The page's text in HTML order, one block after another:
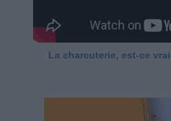
La charcuterie, est-ce